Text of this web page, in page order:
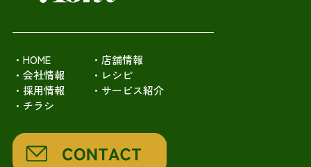
・HOME
・店舗情報
・会社情報
・レシピ
・採用情報
・サービス紹介
・チラシ